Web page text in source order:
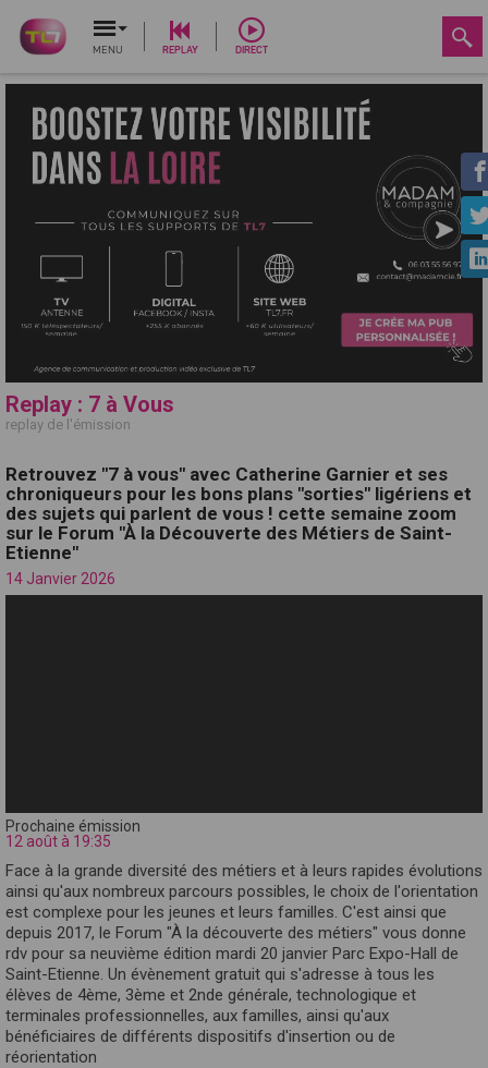
MENU REPLAY DIRECT
Replay : 7 à Vous
replay de l'émission
Retrouvez "7 à vous" avec Catherine Garnier et ses
chroniqueurs pour les bons plans "sorties" ligériens et
des sujets qui parlent de vous ! cette semaine zoom
sur le Forum "À la Découverte des Métiers de Saint-
Etienne"
14 Janvier 2026
Prochaine émission
12 août à 19:35
Face à la grande diversité des métiers et à leurs rapides évolutions
ainsi qu'aux nombreux parcours possibles, le choix de l'orientation
est complexe pour les jeunes et leurs familles. C'est ainsi que
depuis 2017, le Forum "À la découverte des métiers" vous donne
rdv pour sa neuvième édition mardi 20 janvier Parc Expo-Hall de
Saint-Etienne. Un évènement gratuit qui s'adresse à tous les
élèves de 4ème, 3ème et 2nde générale, technologique et
terminales professionnelles, aux familles, ainsi qu'aux
bénéficiaires de différents dispositifs d'insertion ou de
réorientation